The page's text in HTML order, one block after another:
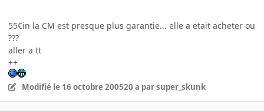
55€in la CM est presque plus garantie... elle a etait acheter ou
???
aller a tt
++
Modifié le 16 octobre 200520 a par super_skunk